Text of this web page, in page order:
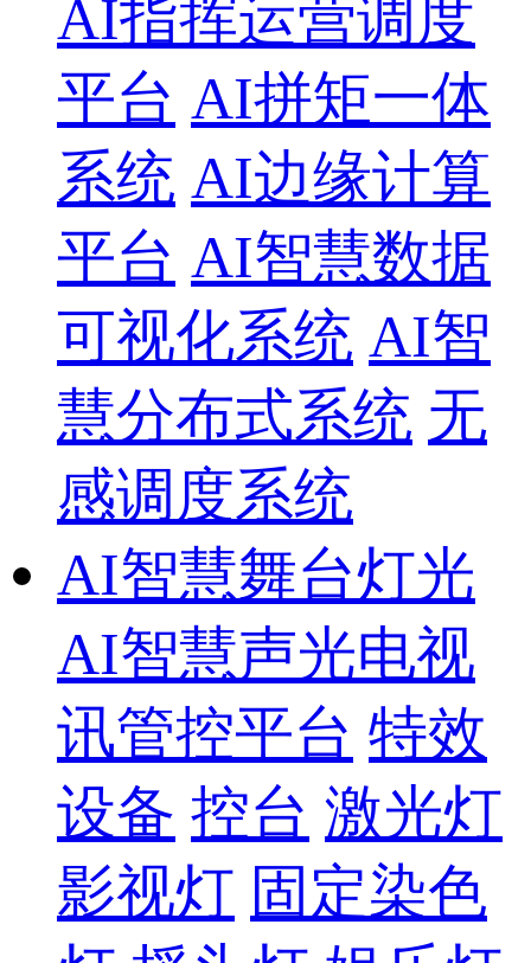
AI指挥运营调度
平台 AI拼矩一体
系统 AI边缘计算
平台 AI智慧数据
可视化系统 AI智
慧分布式系统 无
感调度系统
AI智慧舞台灯光
AI智慧声光电视
讯管控平台 特效
设备 控台 激光灯
影视灯 固定染色